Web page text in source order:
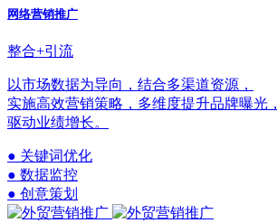
网络营销推广
整合+引流
以市场数据为导向，结合多渠道资源，
实施高效营销策略，多维度提升品牌曝光，
驱动业绩增长。
● 关键词优化
● 数据监控
● 创意策划